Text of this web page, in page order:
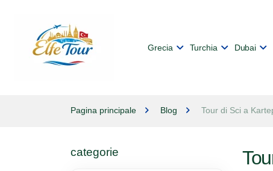
Grecia Turchia Dubai
Pagina principale Blog Tour di Sci a
categorie